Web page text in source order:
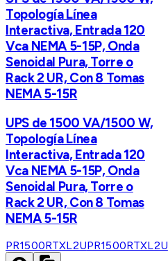
Topología Línea
Interactiva, Entrada 120
Vca NEMA 5-15P, Onda
Senoidal Pura, Torre o
Rack 2 UR, Con 8 Tomas
NEMA 5-15R
UPS de 1500 VA/1500 W,
Topología Línea
Interactiva, Entrada 120
Vca NEMA 5-15P, Onda
Senoidal Pura, Torre o
Rack 2 UR, Con 8 Tomas
NEMA 5-15R
PR1500RTXL2UPR1500RTXL2U